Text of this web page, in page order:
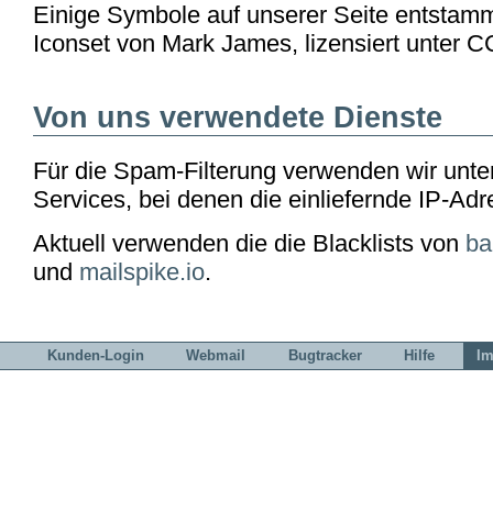
Einige Symbole auf unserer Seite
Iconset von Mark James, lizensiert unter
Von uns verwendete Dienste
Für die Spam-Filterung verwenden wir
Services, bei denen die einliefernde IP-
Aktuell verwenden die die Blacklists von
und mailspike.io.
Kunden-Login Webmail Bugtracker Hilfe